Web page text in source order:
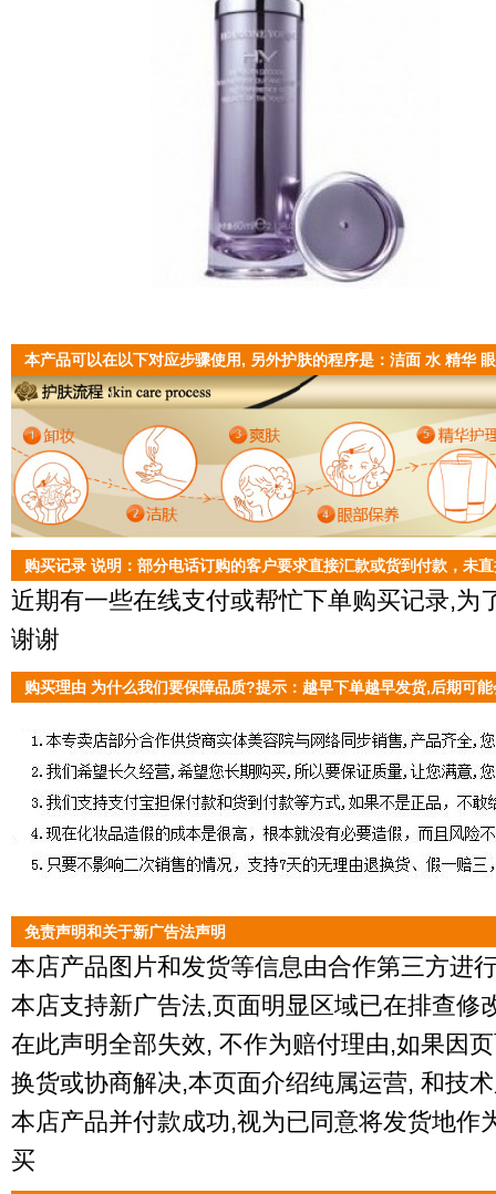
本产品可以在以下对应步骤使用, 另外护肤的程序是：洁面 水 精华
购买记录 说明：部分电话订购的客户要求直接汇款或货到付款，未
近期有一些在线支付或帮忙下单购买记录,为
谢谢
购买理由 为什么我们要保障品质?提示：越早下单越早发货,后期可
免责声明和关于新广告法声明
本店产品图片和发货等信息由合作第三方进
本店支持新广告法,页面明显区域已在排查修
在此声明全部失效, 不作为赔付理由,如果因
换货或协商解决,本页面介绍纯属运营, 和技
本店产品并付款成功,视为已同意将发货地作
买